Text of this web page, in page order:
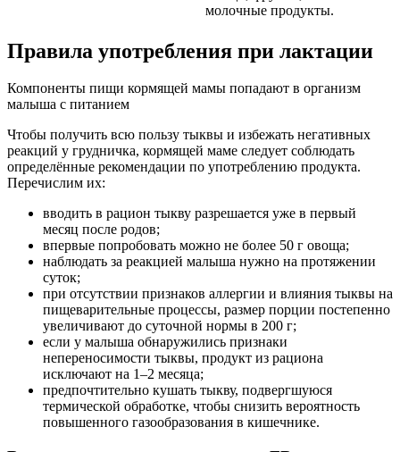
молочные продукты.
Правила употребления при лактации
Компоненты пищи кормящей мамы попадают в организм
малыша с питанием
Чтобы получить всю пользу тыквы и избежать негативных
реакций у грудничка, кормящей маме следует соблюдать
определённые рекомендации по употреблению продукта.
Перечислим их:
вводить в рацион тыкву разрешается уже в первый
месяц после родов;
впервые попробовать можно не более 50 г овоща;
наблюдать за реакцией малыша нужно на протяжении
суток;
при отсутствии признаков аллергии и влияния тыквы на
пищеварительные процессы, размер порции постепенно
увеличивают до суточной нормы в 200 г;
если у малыша обнаружились признаки
непереносимости тыквы, продукт из рациона
исключают на 1–2 месяца;
предпочтительно кушать тыкву, подвергшуюся
термической обработке, чтобы снизить вероятность
повышенного газообразования в кишечнике.